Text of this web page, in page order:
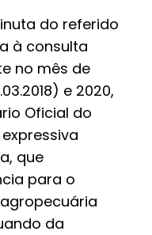
do referido
à consulta
no mês de
e 2020,
Oficial do
que
para o
da